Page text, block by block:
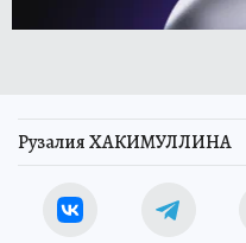
Рузалия ХАКИМУЛЛИНА